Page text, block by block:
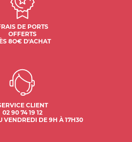
DE PORTS
OFFERTS
8O€ D'ACHAT
CLIENT
02 90 74 19 12
VENDREDI DE 9H À 17H30